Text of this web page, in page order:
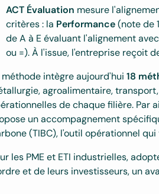
ACT Évaluation mesure
critères : la Performance(note de
de A à E évaluant l'alignement
ou =). À l'issue, l'entreprise reçoit
méthode intègre aujourd'hui18
agroalimentaire,
de chaque filière. Par
un accompagnement
(TIBC), l'outil opérationnel
les PME et ETI industrielles,
et de leurs investisseurs, un